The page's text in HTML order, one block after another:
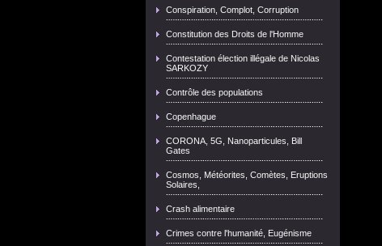
Conspiration, Complot, Corruption
Constitution des Droits de l'Homme
Contestation élection illégale de Nicolas
SARKOZY
Contrôle des populations
Copenhague
CORONA, 5G, Nanoparticules, Bill
Gates
Cosmos, Météorites, Comètes, Eruptions
Solaires,
Crash alimentaire
Crimes contre l'humanité, Eugénisme